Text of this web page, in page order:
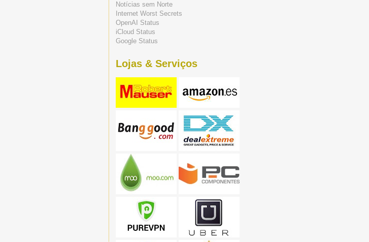
Notícias sem Norte
Internet Worst Secrets
OpenAI Status
iCloud Status
Google Status
Lojas & Serviços